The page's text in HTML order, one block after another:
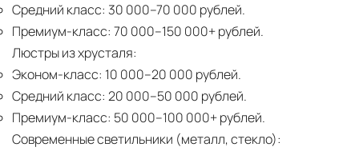
Средний класс: 30 000–70 000 рублей.
Премиум-класс: 70 000–150 000+ рублей.
Люстры из хрусталя:
Эконом-класс: 10 000–20 000 рублей.
Средний класс: 20 000–50 000 рублей.
Премиум-класс: 50 000–100 000+ рублей.
Современные светильники (металл, стекло):